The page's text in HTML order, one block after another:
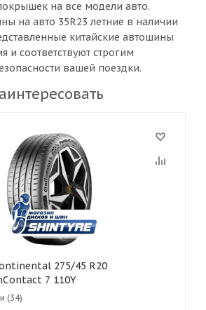
на все модели авто.
на авто 35R23 летние в наличии
китайские автошины
и соответствуют строгим
вашей поездки.
7 110Y
(34)